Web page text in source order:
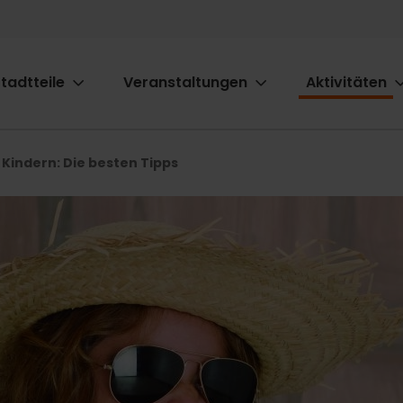
Veranstaltungen Aktivitäten
Die besten Tipps